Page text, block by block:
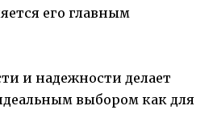
его главным
и надежности делает
выбором как для